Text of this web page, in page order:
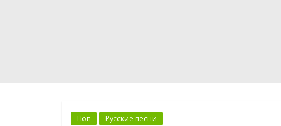
Поп Русские песни